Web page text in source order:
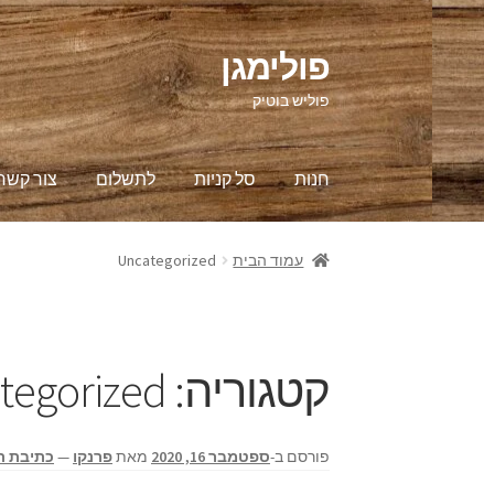
דלג
לניווט
לדלג
לתוכן
פולימגן
פוליש בוטיק
חנות סל קניות לתשלום צור
ראשי Franco GOLDEN OIL הבלוג עמוד הבית Uncategorized
קטגוריה:
פורסם ב-ספטמבר 16, 2020 מאתפרנקו — כתיבת